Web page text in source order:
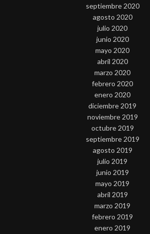
septiembre 2020
agosto 2020
julio 2020
junio 2020
mayo 2020
abril 2020
marzo 2020
febrero 2020
enero 2020
diciembre 2019
noviembre 2019
octubre 2019
septiembre 2019
agosto 2019
julio 2019
junio 2019
mayo 2019
abril 2019
marzo 2019
febrero 2019
enero 2019